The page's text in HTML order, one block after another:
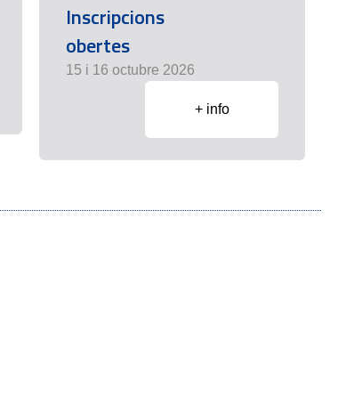
Inscripcions
obertes
15 i 16 octubre 2026
+ info